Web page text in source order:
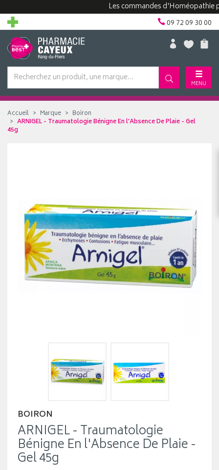
Les commandes d'Homéopathie
09 72 09 30 00
MENU
Accueil Marque
Boiron
ARNIGEL - Traumatologie Bénigne En l'Absence De Plaie - Gel
45g
BOIRON
ARNIGEL - Traumatologie
Bénigne En l'Absence De Plaie -
Gel 45g